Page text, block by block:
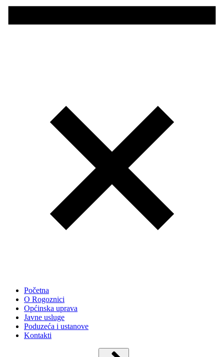
Početna
O Rogoznici
Općinska uprava
Javne usluge
Poduzeća i ustanove
Kontakti